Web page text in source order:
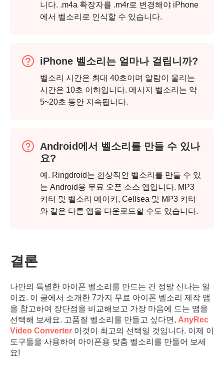
니다. .m4a 확장자를 .m4r로 변경해야 iPhone
에서 벨소리로 인식할 수 있습니다.
iPhone 벨소리는 얼마나 걸립니까?
벨소리 시간은 최대 40초이며 알람이 울리는
시간은 10초 이하입니다. 메시지 벨소리는 약
5~20초 동안 지속됩니다.
Android에서 벨소리를 만들 수 있나
요?
예. Ringdroid는 환상적인 벨소리를 만들 수 있
는 Android용 무료 오픈 소스 앱입니다. MP3
커터 및 벨소리 메이커, Cellsea 및 MP3 커터
와 같은 다른 앱을 다운로드할 수도 있습니다.
결론
나만의 특별한 아이폰 벨소리를 만드는 건 정말 신나는 일
이죠. 이 글에서 소개한 7가지 무료 아이폰 벨소리 제작 앱
을 참고하여 장단점을 비교해보고 가장 마음에 드는 앱을
선택해 보세요. 고품질 벨소리를 만들고 싶다면, AnyRec
Video Converter 이것이 최고의 선택일 것입니다. 이제 이
도구들을 사용하여 아이폰용 맞춤 벨소리를 만들어 보세
요!